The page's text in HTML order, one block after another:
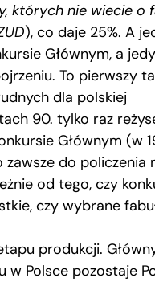
których nie wiecie o
), co daje 25%. A
Głównym, a
To pierwszy
dla polskiej
90. tylko raz
Głównym (w
zawsze do policzenia
od tego, czy
czy wybrane
produkcji.
w Polsce pozostaje